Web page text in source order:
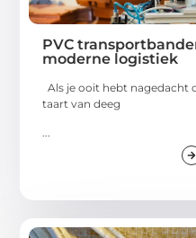
PVC
moderne logistiek
Als je ooit hebt nagedacht
taart van deeg
...